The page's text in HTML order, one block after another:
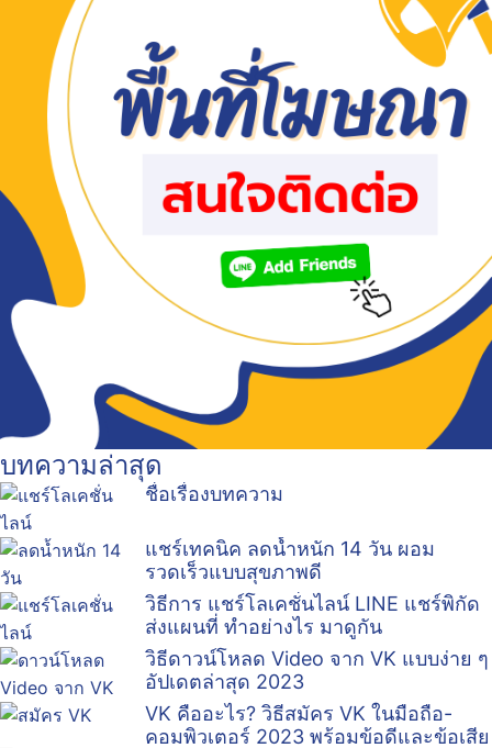
บทความล่าสุด
ชื่อเรื่องบทความ
แชร์เทคนิค ลดน้ำหนัก 14 วัน ผอม
รวดเร็วแบบสุขภาพดี
วิธีการ แชร์โลเคชั่นไลน์ LINE แชร์พิกัด
ส่งแผนที่ ทำอย่างไร มาดูกัน
วิธีดาวน์โหลด Video จาก VK แบบง่าย ๆ
อัปเดตล่าสุด 2023
VK คืออะไร? วิธีสมัคร VK ในมือถือ-
คอมพิวเตอร์ 2023 พร้อมข้อดีและข้อเสีย